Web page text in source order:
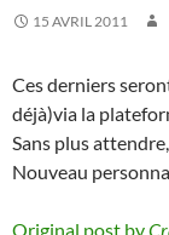
15 AVRIL 2011
Ces derniers
déjà)via la
Sans plus
Nouveau
Original post by